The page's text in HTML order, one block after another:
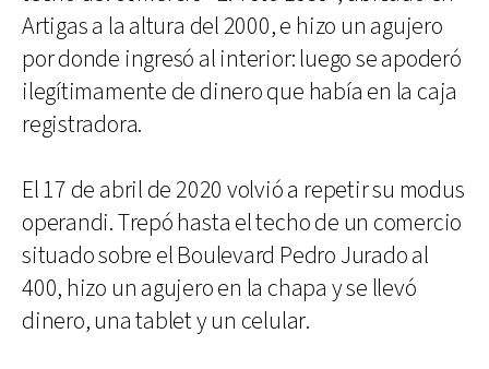
Artigas a la altura del 2000, e hizo un agujero
por donde ingresó al interior: luego se apoderó
ilegítimamente de dinero que había en la caja
registradora.
El 17 de abril de 2020 volvió a repetir su modus
operandi. Trepó hasta el techo de un comercio
situado sobre el Boulevard Pedro Jurado al
400, hizo un agujero en la chapa y se llevó
dinero, una tablet y un celular.